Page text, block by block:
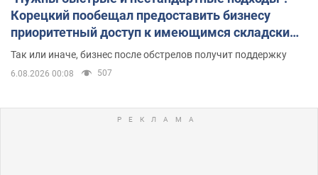
Корецкий пообещал предоставить бизнесу
приоритетный доступ к имеющимся складским
помещениям
Так или иначе, бизнес после обстрелов получит поддержку
6.08.2026 00:08 507